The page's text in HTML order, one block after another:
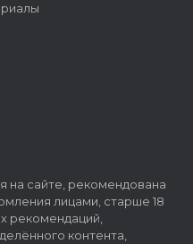
на сайте, рекомендована
лицами, старше 18
рекомендаций,
контента,